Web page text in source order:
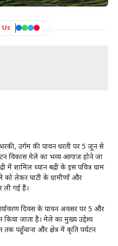
Us
उर्गम की पावन धरती पर 5 जून से
विकास मेले का भव्य आगाज होने जा
में शामिल ध्यान बद्री के इस पवित्र धाम
लेकर घाटी के ग्रामीणों और
ली गई हैं।
पर्यावरण दिवस के पावन अवसर पर 5 और
जाता है। मेले का मुख्य उद्देश्य
पहुँचाना और क्षेत्र में प्रकृति पर्यटन